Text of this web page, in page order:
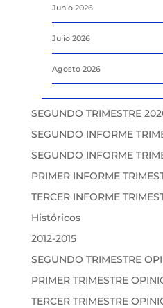
Junio 2026
Julio 2026
Agosto 2026
SEGUNDO TRIMESTRE
SEGUNDO INFORME
SEGUNDO INFORME
PRIMER INFORME
TERCER INFORME
Históricos
2012-2015
SEGUNDO TRIMESTRE
PRIMER TRIMESTRE
TERCER TRIMESTRE